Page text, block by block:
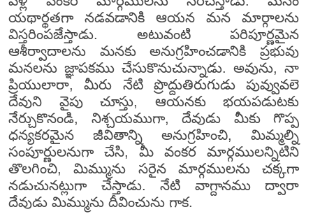
యథార్థతగా నడవడానికి ఆయన మన మార్గాలను
విస్తరింపజేస్తాడు. అటువంటి పరిపూర్ణమైన
ఆశీర్వాదాలను మనకు అనుగ్రహించడానికి ప్రభువు
మనలను జ్ఞాపకము చేసుకొనుచున్నాడు. అవును, నా
ప్రియులారా, మీరు నేటి ప్రొద్దుతిరుగుడు పువ్వువలె
దేవుని వైపు చూస్తు, ఆయనకు భయపడుటకు
నేర్చుకొనండి, నిశ్చయముగా, దేవుడు మీకు గొప్ప
ధన్యకరమైన జీవితాన్ని అనుగ్రహించి, మిమ్మల్ని
సంపూర్ణులనుగా చేసి, మీ వంకర మార్గములన్నిటిని
తొలగించి, మిమ్మును సరైన మార్గములను చక్కగా
నడుచునట్లుగా చేస్తాడు. నేటి వాగ్దానము ద్వారా
దేవుడు మిమ్మును దీవించును గాక.